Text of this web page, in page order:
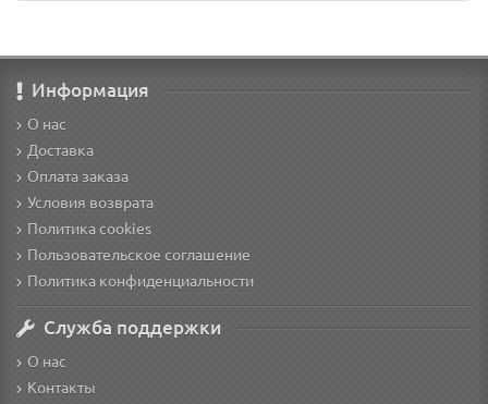
Информация
О нас
Доставка
Оплата заказа
Условия возврата
Политика cookies
Пользовательское соглашение
Политика конфиденциальности
Служба поддержки
О нас
Контакты